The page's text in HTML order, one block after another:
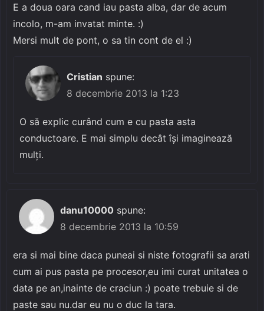
E a doua oara cand iau pasta alba, dar de acum
incolo, m-am invatat minte. :)
Mersi mult de pont, o sa tin cont de el :)
Cristian spune:
8 decembrie 2013 la 1:23
O să explic curând cum e cu pasta asta
conductoare. E mai simplu decât își imaginează
mulți.
danu10000 spune:
8 decembrie 2013 la 10:59
era si mai bine daca puneai si niste fotografii sa arati
cum ai pus pasta pe procesor,eu imi curat unitatea o
data pe an,inainte de craciun :) poate trebuie si de
paste sau nu.dar eu nu o duc la tara.